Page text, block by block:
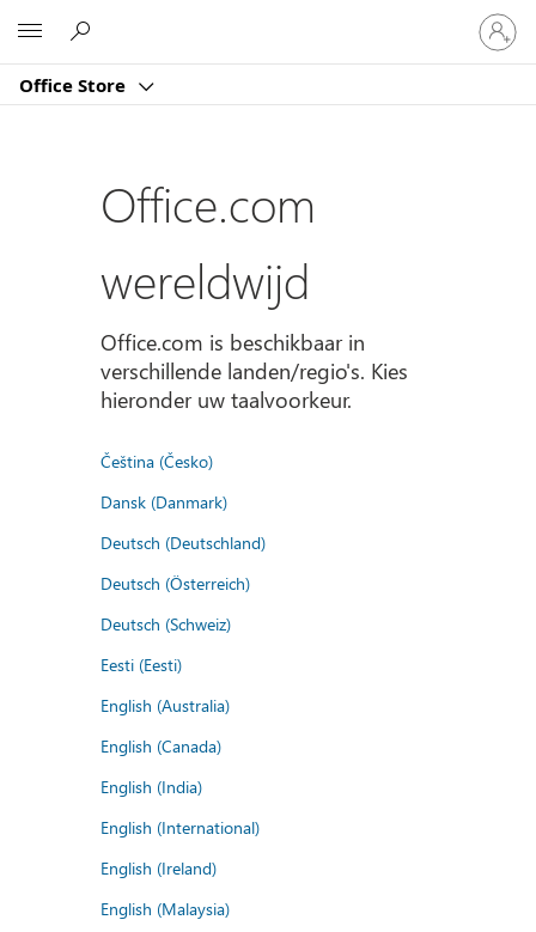
Office Store
Meld
je
aan
je
Office.com
wereldwijd
Office.com is beschikbaar in
verschillende landen/regio's. Kies
hieronder uw taalvoorkeur.
Čeština (Česko)
Dansk (Danmark)
Deutsch (Deutschland)
Deutsch (Österreich)
Deutsch (Schweiz)
Eesti (Eesti)
English (Australia)
English (Canada)
English (India)
English (International)
English (Ireland)
English (Malaysia)